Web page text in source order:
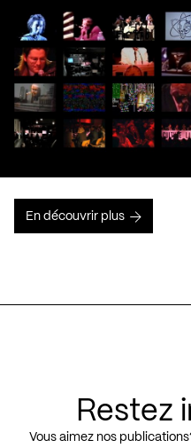
En découvrir plus
Restez
Vous aimez nos